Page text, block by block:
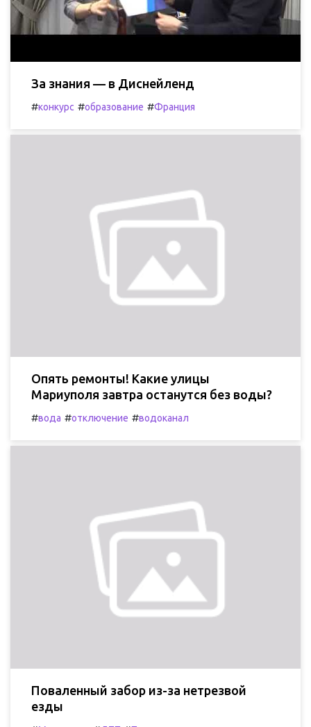
За знания — в Диснейленд
#конкурс #образование #Франция
Опять ремонты! Какие улицы
Мариуполя завтра останутся без воды?
#вода #отключение #водоканал
Поваленный забор из-за нетрезвой
езды